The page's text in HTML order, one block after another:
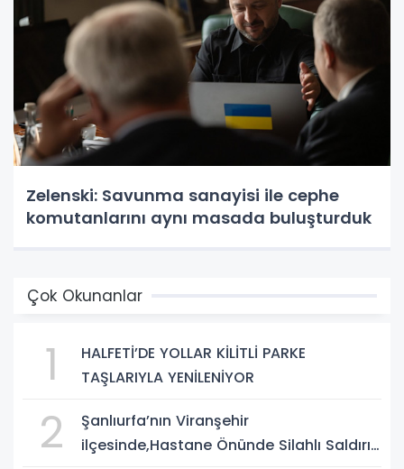
Zelenski: Savunma sanayisi ile cephe
komutanlarını aynı masada buluşturduk
Çok Okunanlar
1
HALFETİ’DE YOLLAR KİLİTLİ PARKE
TAŞLARIYLA YENİLENİYOR
2
Şanlıurfa’nın Viranşehir
ilçesinde,Hastane Önünde Silahlı Saldırı: